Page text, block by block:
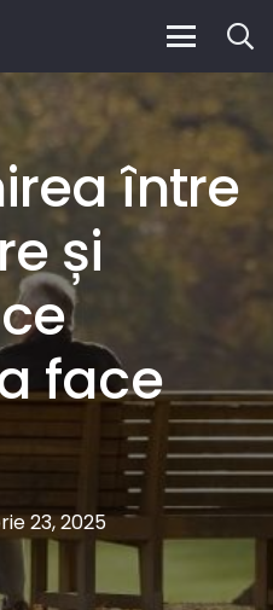
între
și
face
23, 2025